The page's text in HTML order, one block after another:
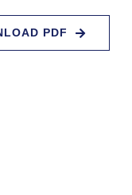
PDF